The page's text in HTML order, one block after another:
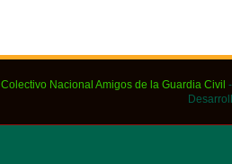
Colectivo Nacional Amigos de la Guardia Civil